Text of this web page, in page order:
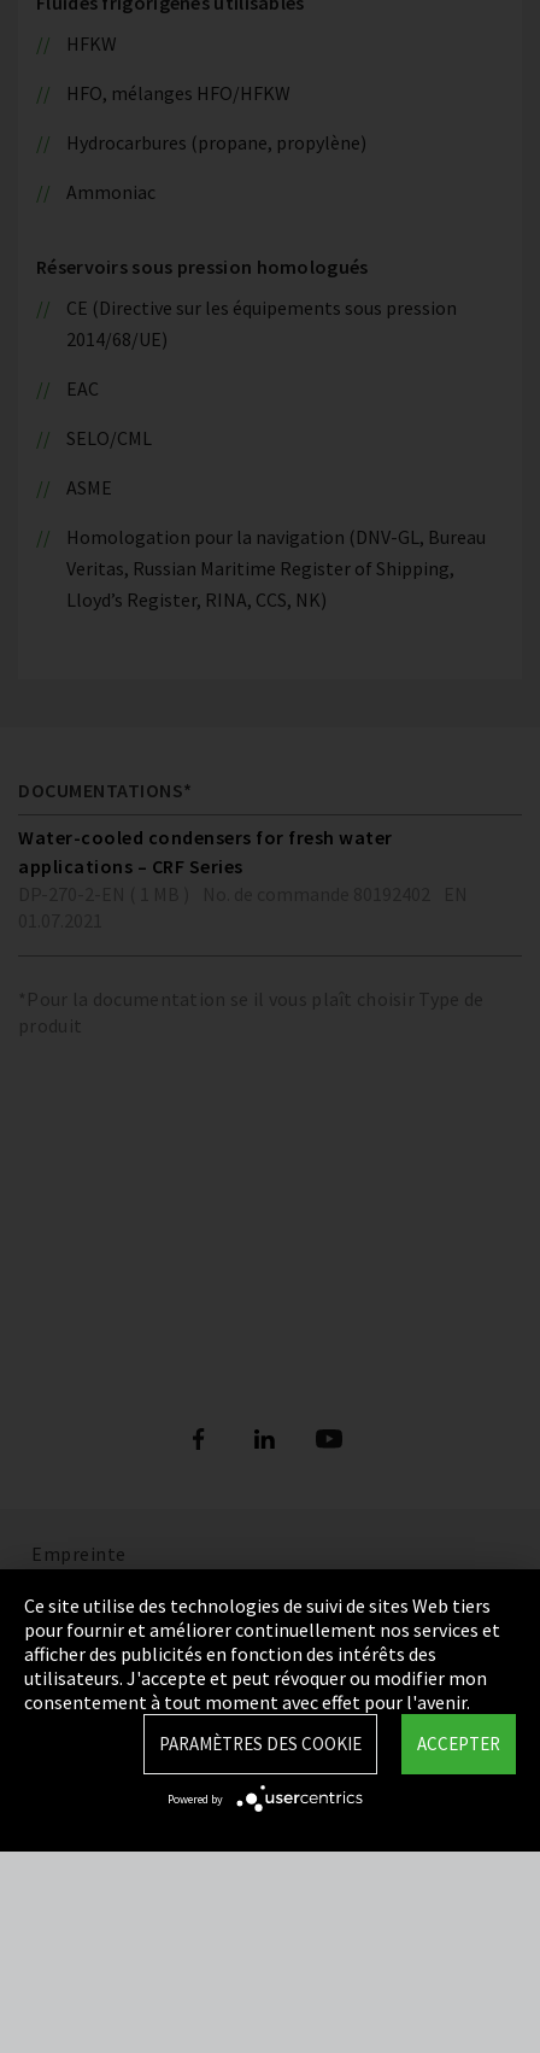
HFKW
HFO, mélanges HFO/HFKW
Hydrocarbures (propane, propylène)
Ammoniac
Réservoirs sous pression homologués
CE (Directive sur les équipements sous pression
2014/68/UE)
EAC
SELO/CML
ASME
Homologation pour la navigation (DNV-GL, Bureau
Veritas, Russian Maritime Register of Shipping,
Lloyd’s Register, RINA, CCS, NK)
DOCUMENTATIONS*
Water-cooled condensers for fresh water
applications – CRF Series
*Pour la documentation se il vous plaît choisir Type de
produit
Empreinte
Politique de confidentialité
Cookie Settings
Termes et Conditions
Integrity Line
Ce site utilise des technologies de suivi de sites Web tiers
pour fournir et améliorer continuellement nos services et
afficher des publicités en fonction des intérêts des
utilisateurs. J'accepte et peut révoquer ou modifier mon
consentement à tout moment avec effet pour l'avenir.
ACCEPTER
PARAMÈTRES DES COOKIE
Powered by